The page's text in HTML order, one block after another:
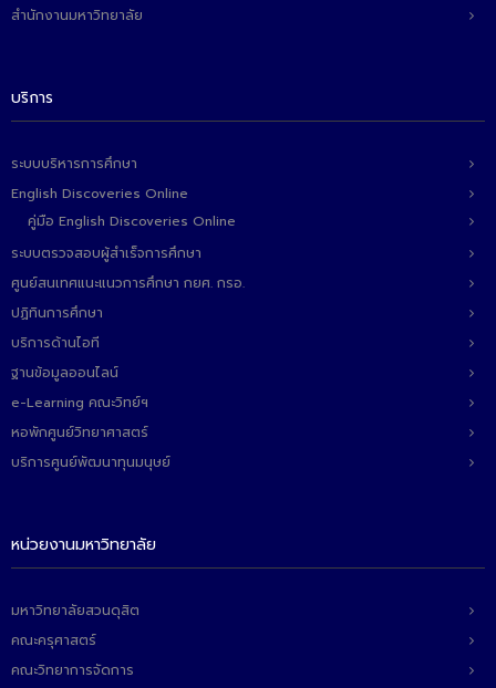
สำนักงานมหาวิทยาลัย
บริการ
ระบบบริหารการศึกษา
English Discoveries Online
คู่มือ English Discoveries Online
ระบบตรวจสอบผู้สำเร็จการศึกษา
ศูนย์สนเทศแนะแนวการศึกษา กยศ. กรอ.
ปฏิทินการศึกษา
บริการด้านไอที
ฐานข้อมูลออนไลน์
e-Learning คณะวิทย์ฯ
หอพักศูนย์วิทยาศาสตร์
บริการศูนย์พัฒนาทุนมนุษย์
หน่วยงานมหาวิทยาลัย
มหาวิทยาลัยสวนดุสิต
คณะครุศาสตร์
คณะวิทยาการจัดการ